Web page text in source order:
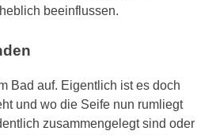
beeinflussen.
Bad auf. Eigentlich ist es doch
und wo die Seife nun rumliegt
zusammengelegt sind oder